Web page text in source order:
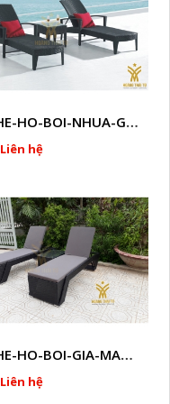
GHE-HO-BOI-NHUA-GIA-MAY-HTT - B43
Liên hệ
GHE-HO-BOI-GIA-MAY-HTT - B41
Liên hệ